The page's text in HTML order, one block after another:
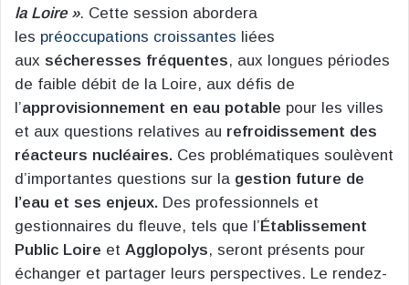
la Loire ». Cette session abordera
les préoccupations croissantes liées
aux sécheresses fréquentes, aux longues périodes
de faible débit de la Loire, aux défis de
l’approvisionnement en eau potable pour les villes
et aux questions relatives au refroidissement des
réacteurs nucléaires. Ces problématiques soulèvent
d’importantes questions sur la gestion future de
l’eau et ses enjeux. Des professionnels et
gestionnaires du fleuve, tels que l’ Établissement
Public Loire et Agglopolys, seront présents pour
échanger et partager leurs perspectives. Le rendez-